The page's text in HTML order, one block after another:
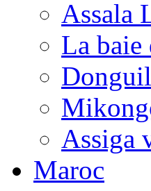
Assala
La baie
Assiga
Maroc